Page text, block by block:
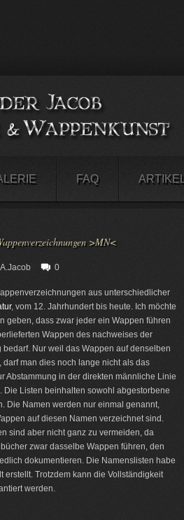
FAQ ARTIKEL
>MN<
A.Jacob 0
aus unterschiedlicher
, vom 12. Jahrhundert bis heute. Ich möchte
geben, dass zwar jeder ein Wappen führen
Wappen des nachweises der
Nur weil das Wappen auf denselben
darf man dies noch lange nicht als das
Abstammung in der direkten männliche Linie
Die Listen beinhalten sowohl abgestorbene
Die Namen werden nur einmal genannt,
auf diesen Namen verzeichnet sind.
sind aber nicht ganz zu vermeiden, da
zwar dasselbe Wappen führen, den
dokumentieren. Die Namenslisten habe
erstellt. Trotzdem kann die Vollständigkeit
werden.